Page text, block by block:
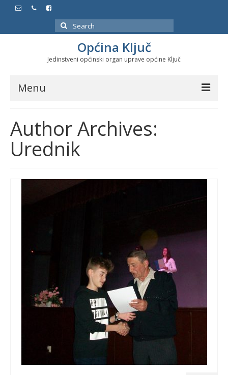
Search
for:
Općina Ključ
Jedinstveni općinski organ uprave općine Ključ
Menu
Službeni glasnici
Javne nabavke
Značajni datumi i manifestacije
Program energetske efikasnosti u stambenom
Author Archives:
Urednik